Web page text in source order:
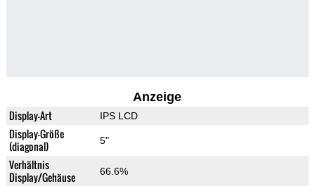
Anzeige
Display-Art IPS LCD
Display-Größe
(diagonal)
5"
Verhältnis
Display/Gehäuse
66.6%